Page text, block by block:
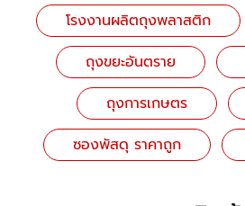
โรงงานผลิตถุงพลาสติก
ถุงขยะอันตราย
ถุงการเกษตร
ซองพัสดุ ราคาถูก